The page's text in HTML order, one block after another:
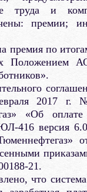
труда и
премии;
премия по
Положением
2017 г.
«Об оплате
416 версия
21.
что